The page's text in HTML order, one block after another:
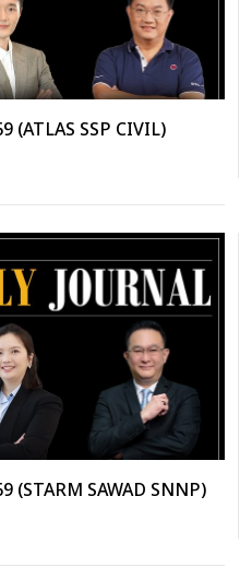
(ATLAS SSP CIVIL)
(STARM SAWAD SNNP)